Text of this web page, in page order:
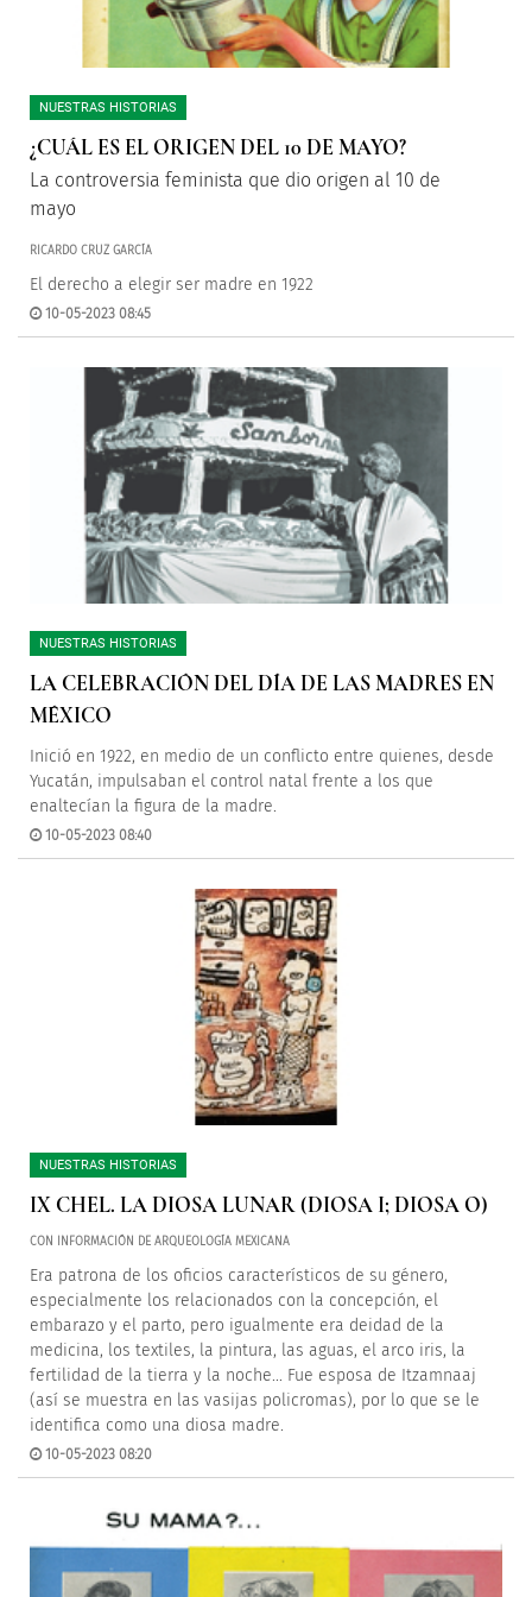
NUESTRAS HISTORIAS
¿CUÁL ES EL ORIGEN DEL 10 DE MAYO?
La controversia feminista que dio origen al 10 de
mayo
RICARDO CRUZ GARCÍA
El derecho a elegir ser madre en 1922
10-05-2023 08:45
NUESTRAS HISTORIAS
LA CELEBRACIÓN DEL DÍA DE LAS MADRES EN
MÉXICO
Inició en 1922, en medio de un conflicto entre quienes, desde
Yucatán, impulsaban el control natal frente a los que
enaltecían la figura de la madre.
10-05-2023 08:40
NUESTRAS HISTORIAS
IX CHEL. LA DIOSA LUNAR (DIOSA I; DIOSA O)
CON INFORMACIÓN DE ARQUEOLOGÍA MEXICANA
Era patrona de los oficios característicos de su género,
especialmente los relacionados con la concepción, el
embarazo y el parto, pero igualmente era deidad de la
medicina, los textiles, la pintura, las aguas, el arco iris, la
fertilidad de la tierra y la noche... Fue esposa de Itzamnaaj
(así se muestra en las vasijas policromas), por lo que se le
identifica como una diosa madre.
10-05-2023 08:20